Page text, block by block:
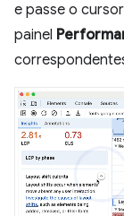
e passe o
painel